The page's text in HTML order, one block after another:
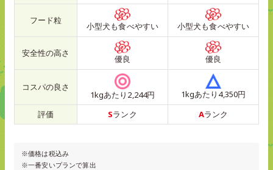
フード粒
小型犬も食べやすい 小型犬も食べやすい
安全性の高さ
優良 優良
コスパの良さ
1kgあたり2,244円
1kgあたり4,350円
評価
Sランク Aランク
※価格は税込み
※一番安いプランで算出